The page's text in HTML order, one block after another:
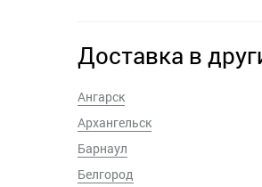
Доставка в
Ангарск
Архангельск
Барнаул
Белгород